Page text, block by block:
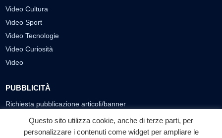
Video Cultura
Video Sport
Video Tecnologie
Video Curiosità
Video
PUBBLICITÀ
Richiesta pubblicazione articoli/banner
SEGUICI SUI SOCIAL
Questo sito utilizza cookie, anche di terze parti, per
personalizzare i contenuti come widget per ampliare le